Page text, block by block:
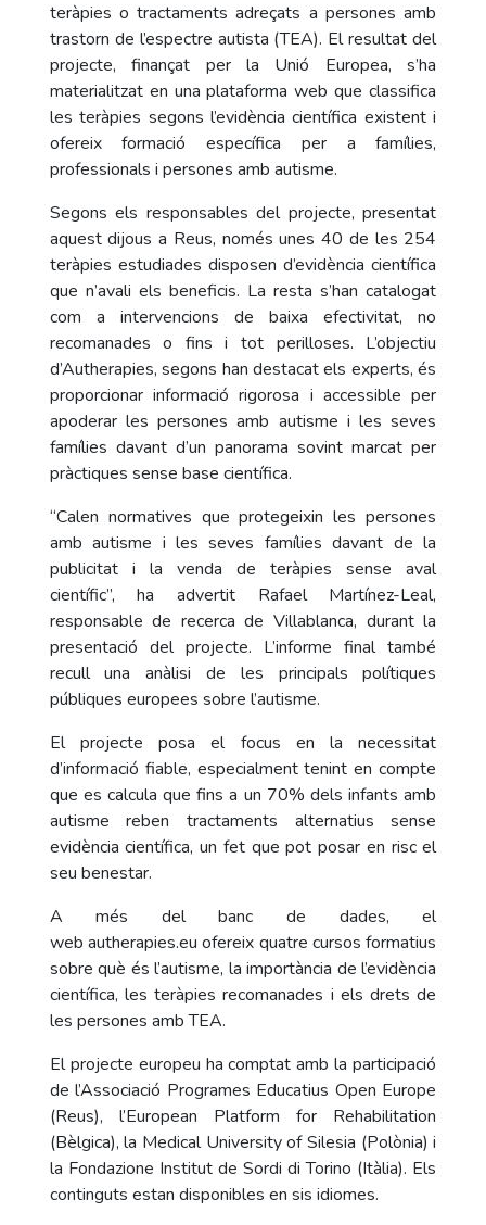
teràpies o tractaments adreçats a persones amb
trastorn de l’espectre autista (TEA). El resultat del
projecte, finançat per la Unió Europea, s’ha
materialitzat en una plataforma web que classifica
les teràpies segons l’evidència científica existent i
ofereix formació específica per a famílies,
professionals i persones amb autisme.
Segons els responsables del projecte, presentat
aquest dijous a Reus, només unes 40 de les 254
teràpies estudiades disposen d’evidència científica
que n’avali els beneficis. La resta s’han catalogat
com a intervencions de baixa efectivitat, no
recomanades o fins i tot perilloses. L’objectiu
d’Autherapies, segons han destacat els experts, és
proporcionar informació rigorosa i accessible per
apoderar les persones amb autisme i les seves
famílies davant d’un panorama sovint marcat per
pràctiques sense base científica.
“Calen normatives que protegeixin les persones
amb autisme i les seves famílies davant de la
publicitat i la venda de teràpies sense aval
científic”, ha advertit Rafael Martínez-Leal,
responsable de recerca de Villablanca, durant la
presentació del projecte. L’informe final també
recull una anàlisi de les principals polítiques
públiques europees sobre l’autisme.
El projecte posa el focus en la necessitat
d’informació fiable, especialment tenint en compte
que es calcula que fins a un 70% dels infants amb
autisme reben tractaments alternatius sense
evidència científica, un fet que pot posar en risc el
seu benestar.
A més del banc de dades, el
web autherapies.eu ofereix quatre cursos formatius
sobre què és l’autisme, la importància de l’evidència
científica, les teràpies recomanades i els drets de
les persones amb TEA.
El projecte europeu ha comptat amb la participació
de l’Associació Programes Educatius Open Europe
(Reus), l’European Platform for Rehabilitation
(Bèlgica), la Medical University of Silesia (Polònia) i
la Fondazione Institut de Sordi di Torino (Itàlia). Els
continguts estan disponibles en sis idiomes.